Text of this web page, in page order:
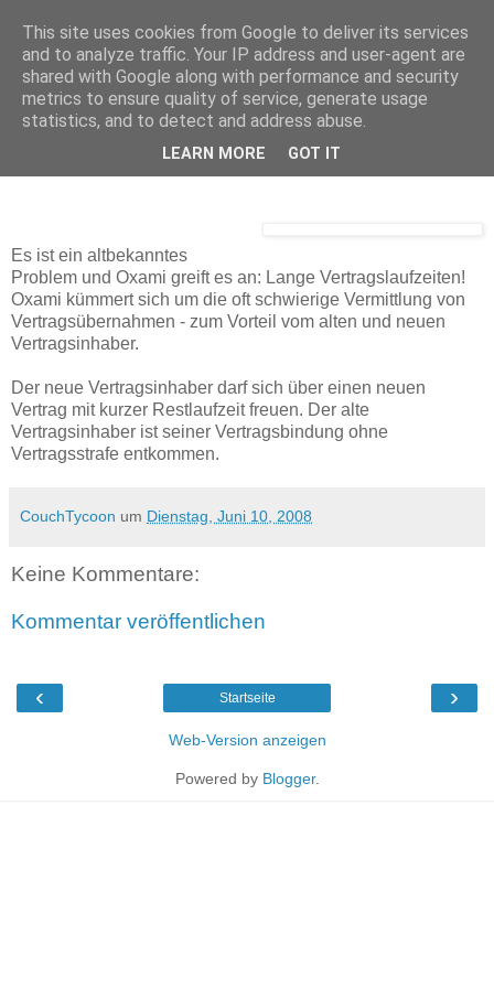
Dienstag, 10. Juni 2008
oxami.com - Handelsplattform für
Verträge
Es ist ein altbekanntes
Problem und Oxami greift es an: Lange Vertragslaufzeiten!
Oxami kümmert sich um die oft schwierige Vermittlung von
Vertragsübernahmen - zum Vorteil vom alten und neuen
Vertragsinhaber.
Der neue Vertragsinhaber darf sich über einen neuen
Vertrag mit kurzer Restlaufzeit freuen. Der alte
Vertragsinhaber ist seiner Vertragsbindung ohne
Vertragsstrafe entkommen.
CouchTycoon um Dienstag, Juni 10, 2008
Keine Kommentare:
Kommentar veröffentlichen
‹ ›
Startseite
Web-Version anzeigen
Powered by Blogger.
This site uses cookies from Google to deliver its services
and to analyze traffic. Your IP address and user-agent are
shared with Google along with performance and security
metrics to ensure quality of service, generate usage
statistics, and to detect and address abuse.
LEARN MORE GOT IT